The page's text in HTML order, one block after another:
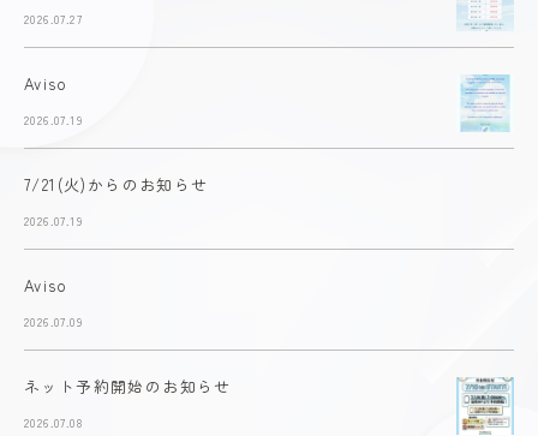
2026.07.27
Aviso
2026.07.19
7/21(火)からのお知らせ
2026.07.19
Aviso
2026.07.09
ネット予約開始のお知らせ
2026.07.08